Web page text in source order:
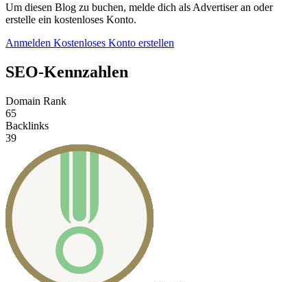
Um diesen Blog zu buchen, melde dich als Advertiser an oder
erstelle ein kostenloses Konto.
Anmelden Kostenloses Konto erstellen
SEO-Kennzahlen
Domain Rank
65
Backlinks
39